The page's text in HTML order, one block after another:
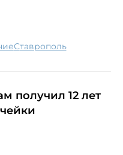
Ставрополь
получил 12 лет